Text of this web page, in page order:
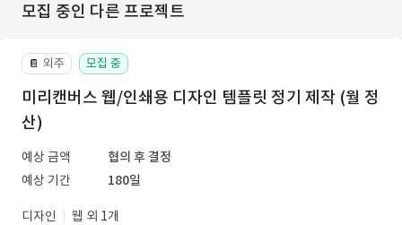
모집 중인 다른 프로젝트
📔 외주 모집 중
미리캔버스 웹/인쇄용 디자인 템플릿 정기 제작 (월 정
산)
예상 금액
협의 후 결정
예상 기간
180일
디자인
웹 외 1개